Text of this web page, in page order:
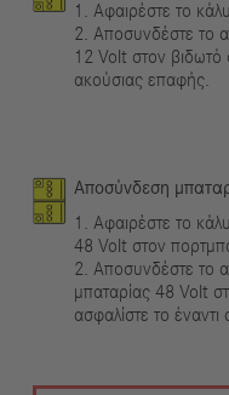
1. Αφαιρέστε το
2. Αποσυνδέστε το
12 Volt στον βιδωτό
ακούσιας επαφής.
Αποσύνδεση
1. Αφαιρέστε το
48 Volt στον
2. Αποσυνδέστε το
μπαταρίας 48 Volt
ασφαλίστε το